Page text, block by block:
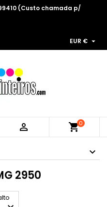
(Custo chamada p/
EUR € 
 shopping_cart0
2950
desejos ×
×
((modalDeleteText))
×
Create wishlist
×
save products in your
Cancelar